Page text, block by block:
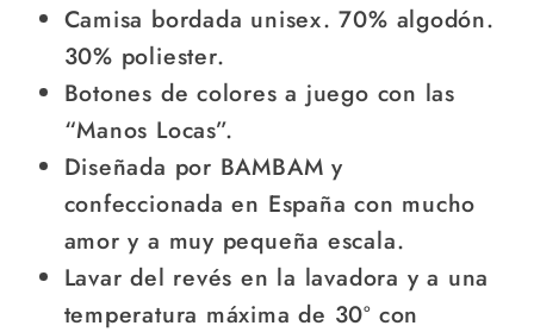
Camisa bordada unisex. 70% algodón.
30% poliester.
Botones de colores a juego con las
“Manos Locas”.
Diseñada por BAMBAM y
confeccionada en España con mucho
amor y a muy pequeña escala.
Lavar del revés en la lavadora y a una
temperatura máxima de 30º con